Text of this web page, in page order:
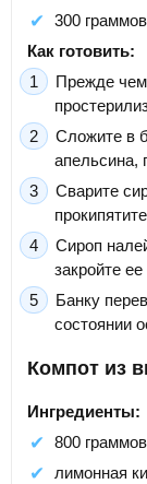
300
Как готовить:
Прежде чем
Сложите в
апельсина,
Сварите
Сироп
закройте
Банку
состоянии
Компот из
Ингредиенты:
800
лимонная